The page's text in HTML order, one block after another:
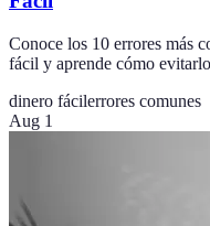
Conoce los 10 errores más
fácil y aprende cómo
dinero fácilerrores comunes
Aug 1